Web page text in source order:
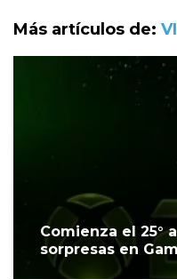
Más artículos de:
Comienza el 25°
sorpresas en